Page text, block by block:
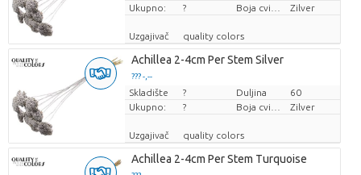
Ukupno:
? Zilver
Uzgajivač quality colors
Achillea 2-4cm Per Stem Silver
??? -,--
Cijena po komadu
Skladište ? Duljina
60
Ukupno:
? Zilver
Uzgajivač quality colors
Achillea 2-4cm Per Stem Turquoise